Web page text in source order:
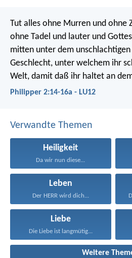
Tut alles ohne Murren und ohne
ohne Tadel und lauter und
mitten unter dem
Geschlecht, unter welchem ihr
Welt, damit daß ihr haltet an
Philipper 2:14-16a - LU12
Verwandte Themen
Heiligkeit
Da wir nun diese...
Leben
Der HERR wird dich...
Liebe
Die Liebe ist langmütig...
Weitere